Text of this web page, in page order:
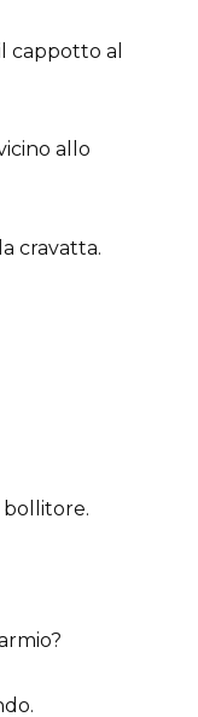
cappotto al
allo
cravatta.
bollitore.